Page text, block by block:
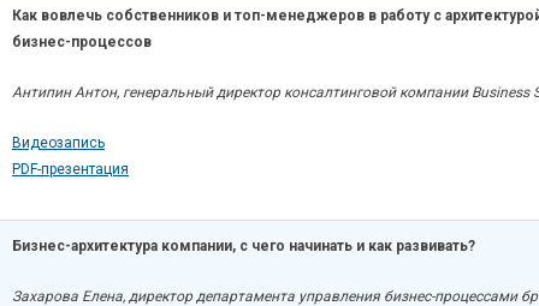
Как вовлечь собственников и топ-менеджеров в работу с
бизнес-процессов
Антипин Антон, генеральный директор консалтинговой компании Business
Видеозапись
PDF-презентация
Бизнес-архитектура компании, с чего начинать и как развивать?
Захарова Елена, директор департамента управления бизнес-процессами